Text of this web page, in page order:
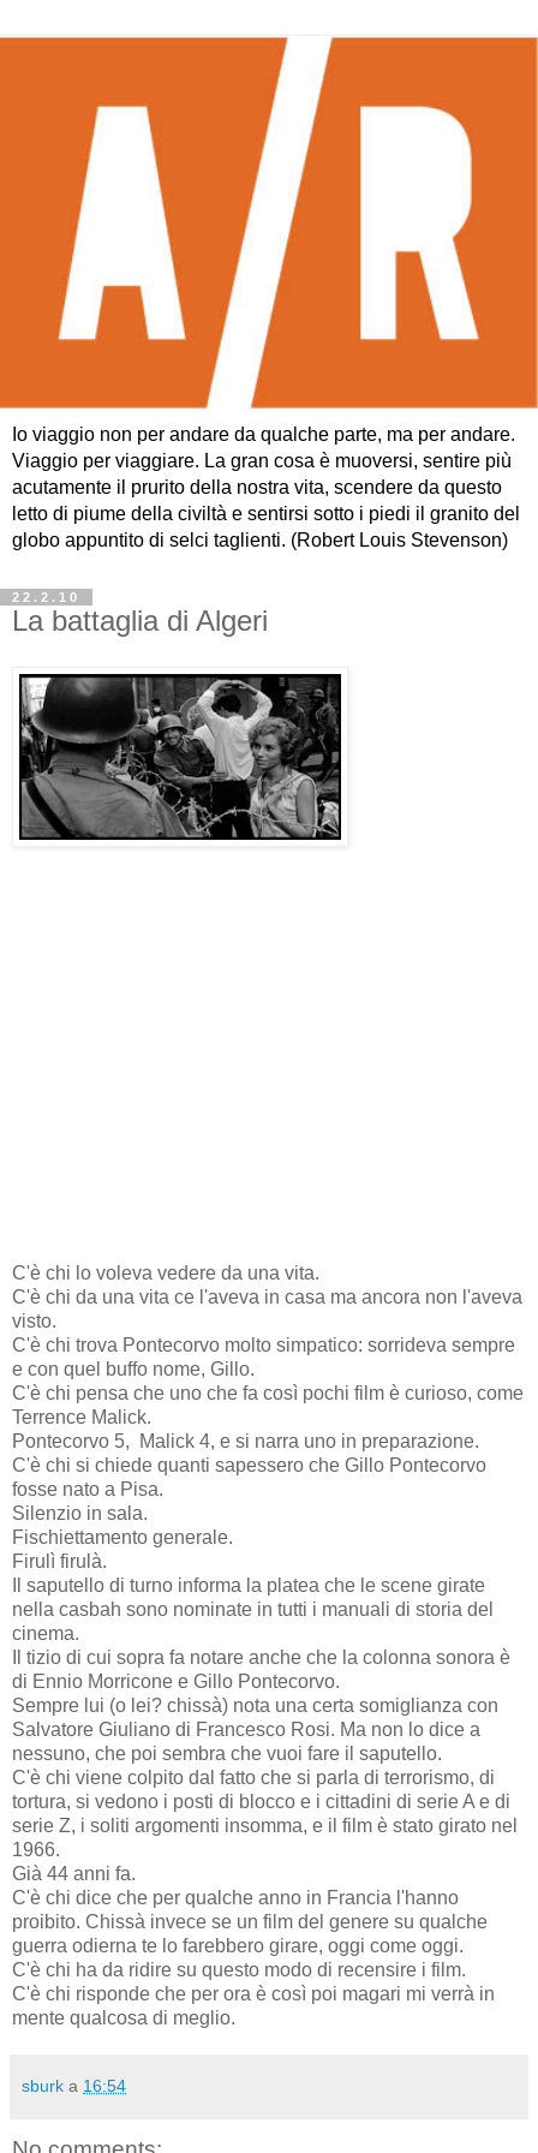
Io viaggio non per andare da qualche parte, ma per andare.
Viaggio per viaggiare. La gran cosa è muoversi, sentire più
acutamente il prurito della nostra vita, scendere da questo
letto di piume della civiltà e sentirsi sotto i piedi il granito del
globo appuntito di selci taglienti. (Robert Louis Stevenson)
22.2.10
La battaglia di Algeri
C'è chi lo voleva vedere da una vita.
C'è chi da una vita ce l'aveva in casa ma ancora non l'aveva
visto.
C'è chi trova Pontecorvo molto simpatico: sorrideva sempre
e con quel buffo nome, Gillo.
C'è chi pensa che uno che fa così pochi film è curioso, come
Terrence Malick.
Pontecorvo 5, Malick 4, e si narra uno in preparazione.
C'è chi si chiede quanti sapessero che Gillo Pontecorvo
fosse nato a Pisa.
Silenzio in sala.
Fischiettamento generale.
Firulì firulà.
Il saputello di turno informa la platea che le scene girate
nella casbah sono nominate in tutti i manuali di storia del
cinema.
Il tizio di cui sopra fa notare anche che la colonna sonora è
di Ennio Morricone e Gillo Pontecorvo.
Sempre lui (o lei? chissà) nota una certa somiglianza con
Salvatore Giuliano di Francesco Rosi. Ma non lo dice a
nessuno, che poi sembra che vuoi fare il saputello.
C'è chi viene colpito dal fatto che si parla di terrorismo, di
tortura, si vedono i posti di blocco e i cittadini di serie A e di
serie Z, i soliti argomenti insomma, e il film è stato girato nel
1966.
Già 44 anni fa.
C'è chi dice che per qualche anno in Francia l'hanno
proibito. Chissà invece se un film del genere su qualche
guerra odierna te lo farebbero girare, oggi come oggi.
C'è chi ha da ridire su questo modo di recensire i film.
C'è chi risponde che per ora è così poi magari mi verrà in
mente qualcosa di meglio.
sburk a 16:54